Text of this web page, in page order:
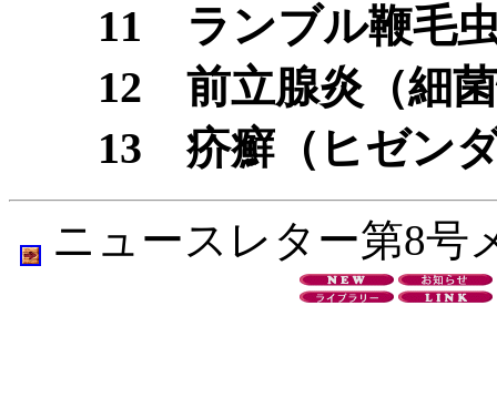
11 ランブル鞭毛
12 前立腺炎（細
13 疥癬（ヒゼン
ニュースレター第8号